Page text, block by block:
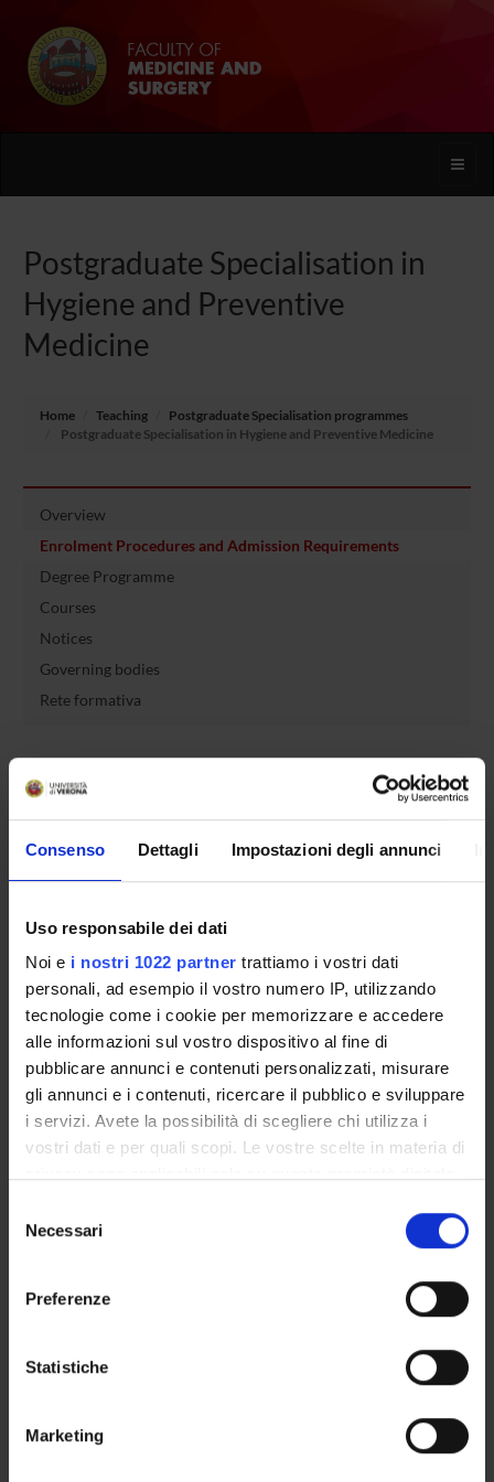
Consenso Dettagli Impostazioni degli annunci
Uso responsabile dei dati
Noi e i nostri 1022 partner trattiamo i vostri dati
personali, ad esempio il vostro numero IP, utilizzando
tecnologie come i cookie per memorizzare e accedere
alle informazioni sul vostro dispositivo al fine di
pubblicare annunci e contenuti personalizzati, misurare
gli annunci e i contenuti, ricercare il pubblico e sviluppare
i servizi. Avete la possibilità di scegliere chi utilizza i
vostri dati e per quali scopi. Le vostre scelte in materia di
modificare o revocare il proprio consenso in qualsiasi
momento dalla Dichiarazione sui cookie o facendo clic
raccogliere informazioni sulla tua posizione
geografica, con un'approssimazione di qualche
Identificare il tuo dispositivo, scansionandolo
delNecessari
Preferenze
Statistiche
Marketing
Toggle
Postgraduate Specialisation in
Hygiene and Preventive
Medicine
Home Teaching
Postgraduate Specialisation programmes
Postgraduate Specialisation in Hygiene and Preventive Medicine
Overview
Enrolment Procedures and Admission Requirements
Degree Programme
Courses
Notices
Governing bodies
Rete formativa
OFFERTA FORMATIVA
CORSI DI LAUREA
POST LAUREA
Access type